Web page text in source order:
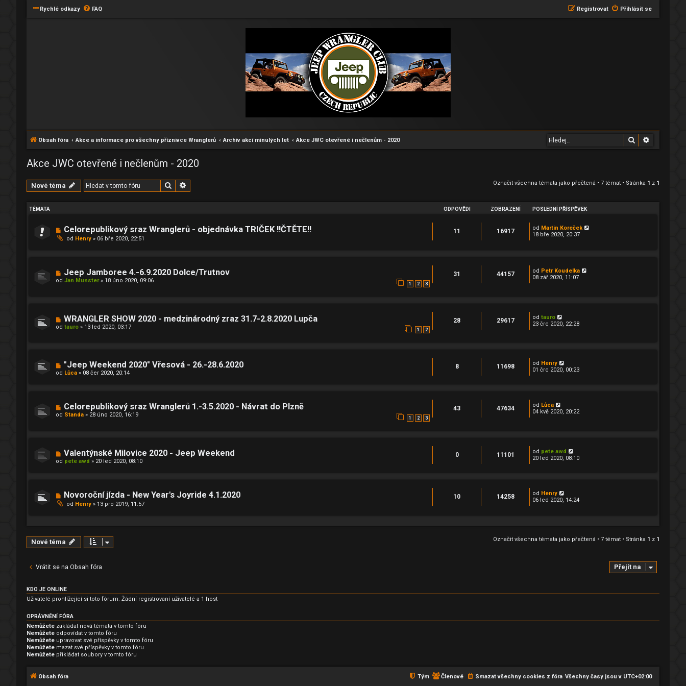
Rychlé odkazy FAQ Přihlásit se
Registrovat
Obsah fóra Akce a informace pro všechny příznivce Wranglerů Archív akcí minulých let Akce JWC otevřené i nečlenům - 2020 Hledat
Akce JWC otevřené i nečlenům - 2020
Nové téma Hledat Označit všechna témata jako přečtená • 7 témat • Stránka 1 z 1
TÉMATA ODPOVĚDI ZOBRAZENÍ POSLEDNÍ PŘÍSPĚVEK
Celorepublikový sraz Wranglerů - objednávka TRIČEK !!ČTĚTE!!
od Henry » 06 bře 2020, 22:51
11 16917 od Martin Koreček
18 bře 2020, 20:37
Jeep Jamboree 4.-6.9.2020 Dolce/Trutnov
od Jan Munster» 18 úno 2020, 09:06 1 2 3
31 44157 od Petr Koudelka
08 zář 2020, 11:07
WRANGLER SHOW 2020 - medzinárodný zraz 31.7-2.8.2020 Lupča
od tauro » 13 led 2020, 03:17 1 2
28 29617 od tauro
23 črc 2020, 22:28
"Jeep Weekend 2020" Vřesová - 26.-28.6.2020
od Lůca » 08 čer 2020, 20:14
8 11698 od Henry
01 črc 2020, 00:23
Celorepublikový sraz Wranglerů 1.-3.5.2020 - Návrat do Plzně
od Standa » 28 úno 2020, 16:19 1 2 3
43 47634 od Lůca
04 kvě 2020, 20:22
Valentýnské Milovice 2020 - Jeep Weekend
od pete awd » 20 led 2020, 08:10
0 11101 od pete awd
20 led 2020, 08:10
Novoroční jízda - New Year's Joyride 4.1.2020
od Henry » 13 pro 2019, 11:57
10 14258 od Henry
06 led 2020, 14:24
Nové téma Označit všechna témata jako přečtená • 7 témat • Stránka 1 z 1
Vrátit se na Obsah fóra Přejít na
KDO JE ONLINE
Uživatelé prohlížející si toto fórum: Žádní registrovaní uživatelé a 1 host
OPRÁVNĚNÍ FÓRA
Nemůžete zakládat nová témata v tomto fóru
Nemůžete odpovídat v tomto fóru
Nemůžete upravovat své příspěvky v tomto fóru
Nemůžete mazat své příspěvky v tomto fóru
Nemůžete přikládat soubory v tomto fóru
Obsah fóra Všechny časy jsou v UTC+02:00
Smazat všechny cookies z fóra
Členové
Tým